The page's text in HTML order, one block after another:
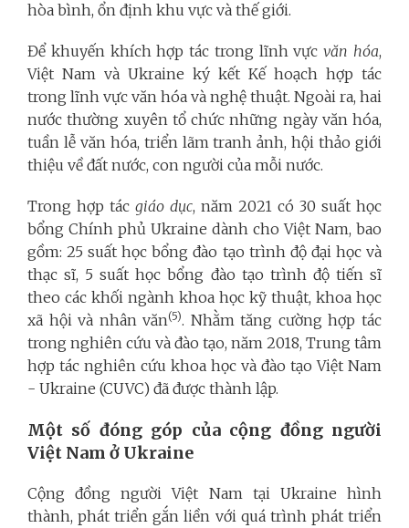
hòa bình, ổn định khu vực và thế giới.
Để khuyến khích hợp tác trong lĩnh vực văn hóa,
Việt Nam và Ukraine ký kết Kế hoạch hợp tác
trong lĩnh vực văn hóa và nghệ thuật. Ngoài ra, hai
nước thường xuyên tổ chức những ngày văn hóa,
tuần lễ văn hóa, triển lãm tranh ảnh, hội thảo giới
thiệu về đất nước, con người của mỗi nước.
Trong hợp tác giáo dục, năm 2021 có 30 suất học
bổng Chính phủ Ukraine dành cho Việt Nam, bao
gồm: 25 suất học bổng đào tạo trình độ đại học và
thạc sĩ, 5 suất học bổng đào tạo trình độ tiến sĩ
theo các khối ngành khoa học kỹ thuật, khoa học
xã hội và nhân văn(5). Nhằm tăng cường hợp tác
trong nghiên cứu và đào tạo, năm 2018, Trung tâm
hợp tác nghiên cứu khoa học và đào tạo Việt Nam
- Ukraine (CUVC) đã được thành lập.
Một số đóng góp của cộng đồng người
Việt Nam ở Ukraine
Cộng đồng người Việt Nam tại Ukraine hình
thành, phát triển gắn liền với quá trình phát triển